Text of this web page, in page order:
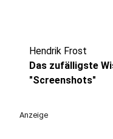
Hendrik Frost
Das zufälligste
"Screenshots"
Anzeige